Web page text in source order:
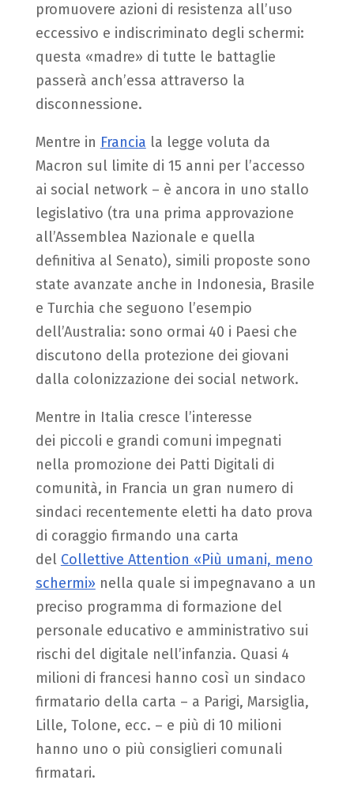
promuovere azioni di resistenza all’uso
eccessivo e indiscriminato degli schermi:
questa «madre» di tutte le battaglie
passerà anch’essa attraverso la
disconnessione.
Mentre in Francia la legge voluta da
Macron sul limite di 15 anni per l’accesso
ai social network – è ancora in uno stallo
legislativo (tra una prima approvazione
all’Assemblea Nazionale e quella
definitiva al Senato), simili proposte sono
state avanzate anche in Indonesia, Brasile
e Turchia che seguono l’esempio
dell’Australia: sono ormai 40 i Paesi che
discutono della protezione dei giovani
dalla colonizzazione dei social network.
Mentre in Italia cresce l’interesse
dei piccoli e grandi comuni impegnati
nella promozione dei Patti Digitali di
comunità, in Francia un gran numero di
sindaci recentemente eletti ha dato prova
di coraggio firmando una carta
del Collettive Attention «Più umani, meno
schermi» nella quale si impegnavano a un
preciso programma di formazione del
personale educativo e amministrativo sui
rischi del digitale nell’infanzia. Quasi 4
milioni di francesi hanno così un sindaco
firmatario della carta – a Parigi, Marsiglia,
Lille, Tolone, ecc. – e più di 10 milioni
hanno uno o più consiglieri comunali
firmatari.